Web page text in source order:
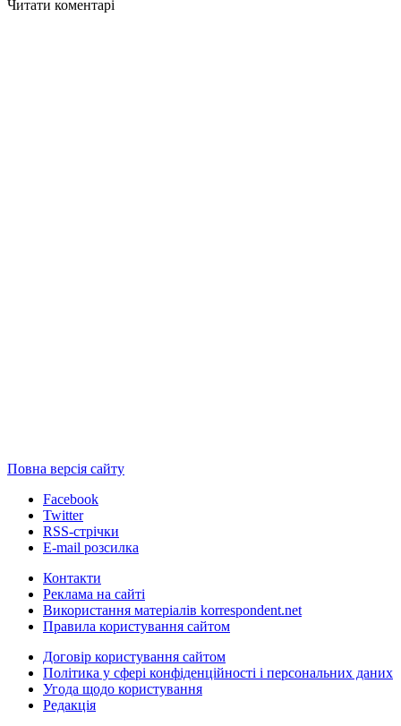
Читати коментарі
Повна версія сайту
Facebook
Twitter
RSS-стрічки
E-mail розсилка
Контакти
Реклама на сайті
Використання матеріалів korrespondent.net
Правила користування сайтом
Договір користування сайтом
Політика у сфері конфіденційності і персональних даних
Угода щодо користування
Редакція